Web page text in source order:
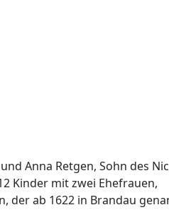
Anna Retgen, Sohn des
Kinder mit zwei Ehefrauen,
der ab 1622 in Brandau